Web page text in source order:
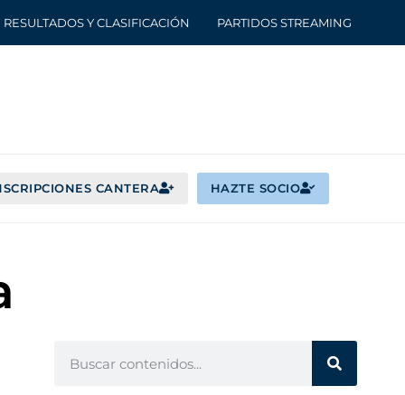
RESULTADOS Y CLASIFICACIÓN PARTIDOS STREAMING
CANTERA HAZTE SOCIO